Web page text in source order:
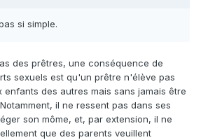
si simple.
des prêtres, une conséquence de
sexuels est qu'un prêtre n'élève pas
des autres mais sans jamais être
il ne ressent pas dans ses
son môme, et, par extension, il ne
que des parents veuillent